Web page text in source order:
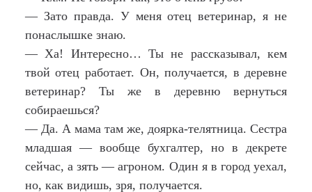
— Зато правда. У меня отец ветеринар, я не
понаслышке знаю.
— Ха! Интересно… Ты не рассказывал, кем
твой отец работает. Он, получается, в деревне
ветеринар? Ты же в деревню вернуться
собираешься?
— Да. А мама там же, доярка-телятница. Сестра
младшая — вообще бухгалтер, но в декрете
сейчас, а зять — агроном. Один я в город уехал,
но, как видишь, зря, получается.